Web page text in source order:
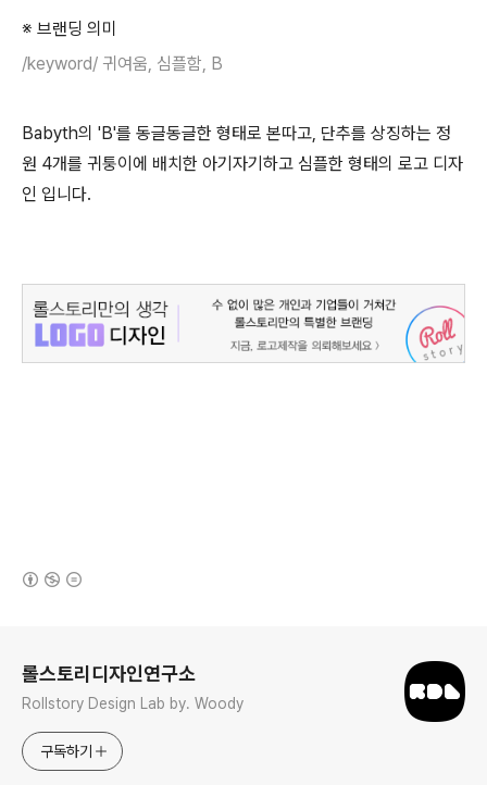
※ 브랜딩 의미
/keyword/ 귀여움, 심플함, B
Babyth의 'B'를 동글동글한 형태로 본따고, 단추를 상징하는 정
원 4개를 귀퉁이에 배치한 아기자기하고 심플한 형태의 로고 디자
인 입니다.
롤스토리디자인연구소
Rollstory Design Lab by. Woody
구독하기